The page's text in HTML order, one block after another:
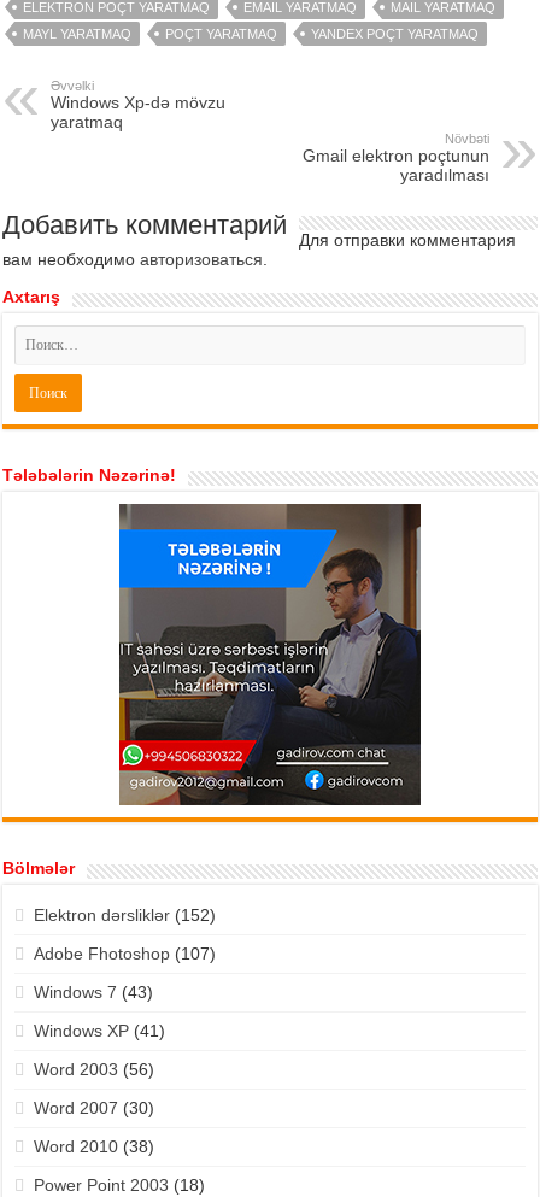
ELEKTRON POÇT YARATMAQ EMAIL YARATMAQ
MAIL YARATMAQ
MAYL YARATMAQ
POÇT YARATMAQ YANDEX POÇT YARATMAQ
Əvvəlki
Windows Xp-də mövzu
yaratmaq
Növbəti
Gmail elektron poçtunun
yaradılması
Добавить комментарий
Для отправки комментария
вам необходимоавторизоваться
Axtarış
Tələbələrin Nəzərinə!
Bölmələr
Elektron dərsliklər(152)
Adobe Fhotoshop(107)
Windows 7 (43)
Windows XP(41)
Word 2003 (56)
Word 2007 (30)
Word 2010(38)
Power Point 2003 (18)